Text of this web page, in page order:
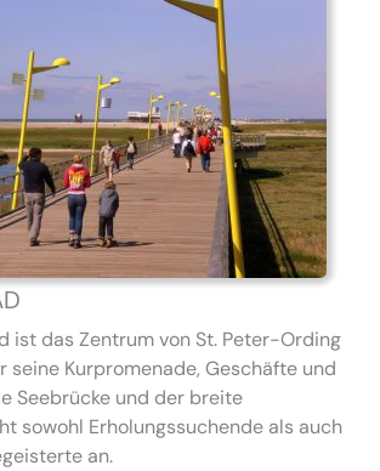
ist das Zentrum von St. Peter-Ording
seine Kurpromenade, Geschäfte und
Seebrücke und der breite
sowohl Erholungssuchende als auch
an.